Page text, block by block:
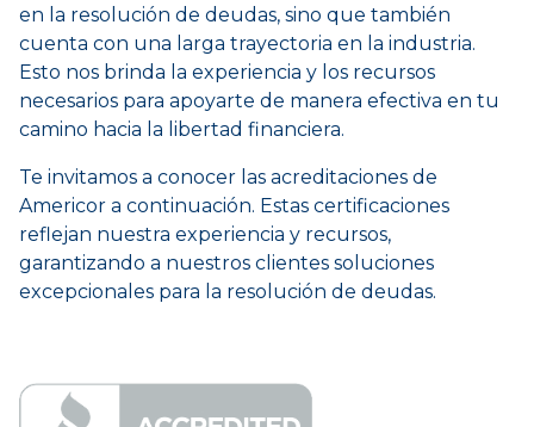
en la resolución de deudas, sino que también
cuenta con una larga trayectoria en la industria.
Esto nos brinda la experiencia y los recursos
necesarios para apoyarte de manera efectiva en tu
camino hacia la libertad financiera.
Te invitamos a conocer las acreditaciones de
Americor a continuación. Estas certificaciones
reflejan nuestra experiencia y recursos,
garantizando a nuestros clientes soluciones
excepcionales para la resolución de deudas.